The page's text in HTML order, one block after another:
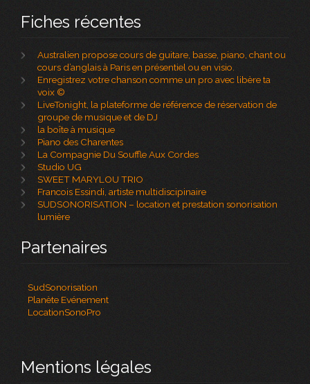
Fiches récentes
Australien propose cours de guitare, basse, piano, chant ou
cours d’anglais à Paris en présentiel ou en visio.
Enregistrez votre chanson comme un pro avec libère ta
voix ©
LiveTonight, la plateforme de référence de réservation de
groupe de musique et de DJ
la boîte à musique
Piano des Charentes
La Compagnie Du Souffle Aux Cordes
Studio UG
SWEET MARYLOU TRIO
Francois Essindi, artiste multidiscipinaire
SUDSONORISATION – location et prestation sonorisation
lumière
Partenaires
SudSonorisation
Planète Evénement
LocationSonoPro
Mentions légales